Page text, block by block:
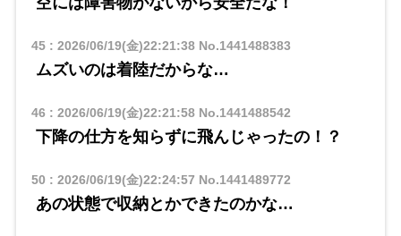
45: 2026/06/19(金)22:21:38No.1441488383
ムズいのは着陸だからな…
46 : 2026/06/19(金)22:21:58No.1441488542
下降の仕方を知らずに飛んじゃったの！？
50 : 2026/06/19(金)22:24:57 No.1441489772
あの状態で収納とかできたのかな…